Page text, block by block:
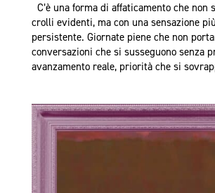
C’è una forma di affaticamento che non
crolli evidenti, ma con una sensazione
persistente. Giornate piene che non
conversazioni che si susseguono senza
avanzamento reale, priorità che si